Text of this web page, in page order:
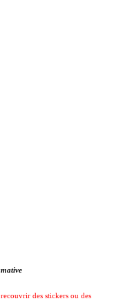
des stickers ou des